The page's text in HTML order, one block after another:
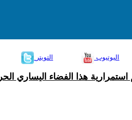
التويتر اليوتيوب
هذا الفضاء اليساري الحر